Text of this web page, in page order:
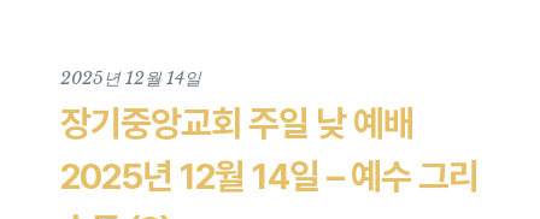
2025년 12월 14일
장기중앙교회 주일 낮 예배
2025년 12월 14일 – 예수 그리